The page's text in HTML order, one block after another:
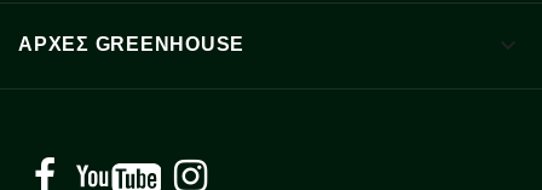
ΑΡΧΈΣ GREENHOUSE 
Facebook YouTube